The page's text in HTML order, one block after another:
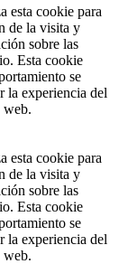
esta cookie para
de la visita y
sobre las
Esta cookie
se
la experiencia del
web.
esta cookie para
de la visita y
sobre las
Esta cookie
se
la experiencia del
web.